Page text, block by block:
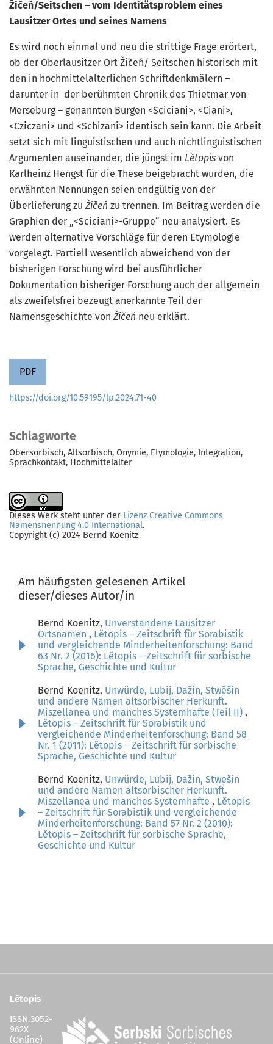
PDF
Schlagworte
Obersorbisch Altsorbisch Onymie Etymologie Integration
Sprachkontakt Hochmittelalter
Žičeń/Seitschen – vom Identitätsproblem eines
Lausitzer Ortes und seines Namens
Es wird noch einmal und neu die strittige Frage erörtert,
ob der Oberlausitzer Ort Žičeń/ Seitschen historisch mit
den in hochmittelalterlichen Schriftdenkmälern –
darunter in der berühmten Chronik des Thietmar von
Merseburg – genannten Burgen <Sciciani>, <Ciani>,
<Cziczani> und <Schizani> identisch sein kann. Die Arbeit
setzt sich mit lingu­istischen und auch nichtlinguistischen
Argumenten auseinander, die jüngst im Lětopis von
Karlheinz Hengst für die These beigebracht wurden, die
erwähnten Nennungen seien endgültig von der
Überlieferung zu Žičeń zu trennen. Im Beitrag werden die
Graphien der „<Sciciani>-Gruppe“ neu analysiert. Es
werden alternative Vorschläge für deren Etymologie
vorgelegt. Partiell wesentlich abweichend von der
bisherigen Forschung wird bei ausführlicher
Dokumentation bisheriger Forschung auch der allgemein
als zweifels­frei bezeugt anerkannte Teil der
Namensgeschichte von Žičeń neu erklärt.
https://doi.org/10.59195/lp.2024.71-40
Dieses Werk steht unter der Lizenz Creative Commons
Namensnennung 4.0 International.
Copyright (c) 2024 Bernd Koenitz
Am häufigsten gelesenen Artikel
dieser/dieses Autor/in
Bernd Koenitz, Unverstandene Lausitzer
Ortsnamen , Lětopis – Zeitschrift für Sorabistik
und vergleichende Minderheitenforschung: Band
63 Nr. 2 (2016): Lětopis – Zeitschrift für sorbische
Sprache, Geschichte und Kultur
Bernd Koenitz, Unwürde, Lubij, Dažin, Stwěšin
und andere Namen altsorbischer Herkunft.
Miszellanea und manches Systemhafte (Teil II) ,
Lětopis – Zeitschrift für Sorabistik und
vergleichende Minderheitenforschung: Band 58
Nr. 1 (2011): Lětopis – Zeitschrift für sorbische
Sprache, Geschichte und Kultur
Bernd Koenitz, Unwürde, Lubij, Dažin, Stwešin
und andere Namen altsorbischer Herkunft.
Miszellanea und manches Systemhafte , Lětopis
– Zeitschrift für Sorabistik und vergleichende
Minderheitenforschung: Band 57 Nr. 2 (2010):
Lětopis – Zeitschrift für sorbische Sprache,
Geschichte und Kultur
Lětopis
ISSN 3052-
962X
(Online)